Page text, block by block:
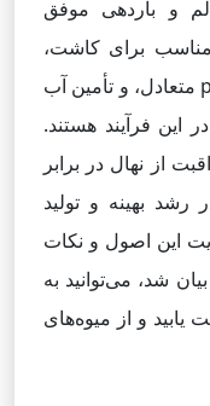
و باردهی موفق
برای کاشت،
استفاده از خاک با زهکشی خوب و pH متعادل، و تأمین آب
این فرآیند هستند.
از نهال در برابر
بهینه و تولید
این اصول و نکات
شد، می‌توانید به
و از میوه‌های